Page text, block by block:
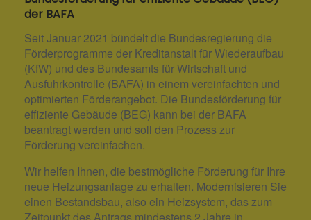
der BAFA
Seit Januar 2021 bündelt die Bundesregierung die
Förderprogramme der Kreditanstalt für Wiederaufbau
(KfW) und des Bundesamts für Wirtschaft und
Ausfuhrkontrolle (BAFA) in einem vereinfachten und
optimierten Förderangebot. Die Bundesförderung für
effiziente Gebäude (BEG) kann bei der BAFA
beantragt werden und soll den Prozess zur
Förderung vereinfachen.
Wir helfen Ihnen, die bestmögliche Förderung für Ihre
neue Heizungsanlage zu erhalten. Modernisieren Sie
einen Bestandsbau, also ein Heizsystem, das zum
Zeitpunkt des Antrags mindestens 2 Jahre in